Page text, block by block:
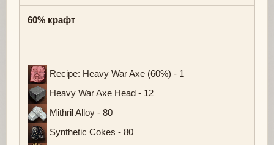
60% крафт
Recipe: Heavy War Axe (60%) - 1
Heavy War Axe Head - 12
Mithril Alloy - 80
Synthetic Cokes - 80